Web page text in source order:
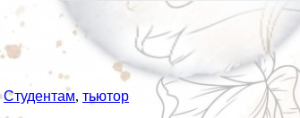
Студентам, тьютор